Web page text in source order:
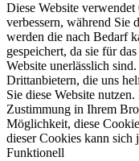
Diese Website
verbessern, während Sie
werden die nach Bedarf
gespeichert, da sie für
Website unerlässlich
Drittanbietern, die uns
Sie diese Website
Zustimmung in Ihrem
Möglichkeit, diese
dieser Cookies kann sich
Funktionell